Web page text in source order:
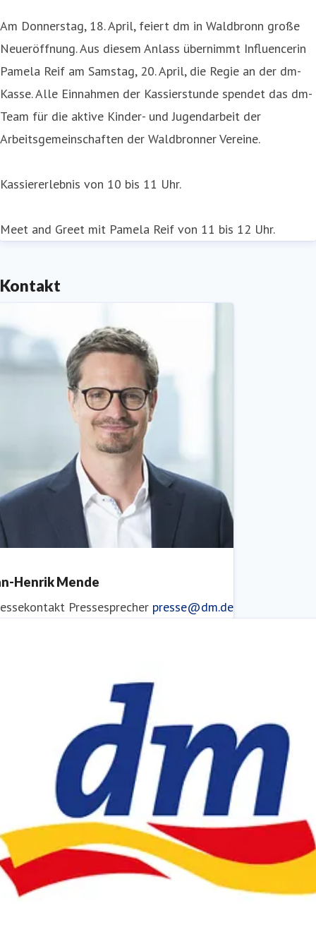
Am Donnerstag, 18. April, feiert dm in Waldbronn große
Neueröffnung. Aus diesem Anlass übernimmt Influencerin
Pamela Reif am Samstag, 20. April, die Regie an der dm-
Kasse. Alle Einnahmen der Kassierstunde spendet das dm-
Team für die aktive Kinder- und Jugendarbeit der
Arbeitsgemeinschaften der Waldbronner Vereine.
Kassiererlebnis von 10 bis 11 Uhr.
Meet and Greet mit Pamela Reif von 11 bis 12 Uhr.
Kontakt
Henrik Mende
Pressesprecher presse@dm.de